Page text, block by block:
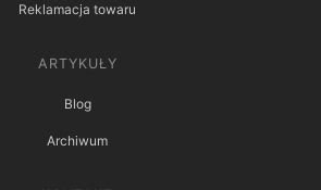
Reklamacja towaru
ARTYKUŁY
Blog
Archiwum